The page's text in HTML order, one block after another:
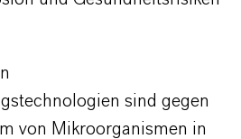
sind gegen
von Mikroorganismen in